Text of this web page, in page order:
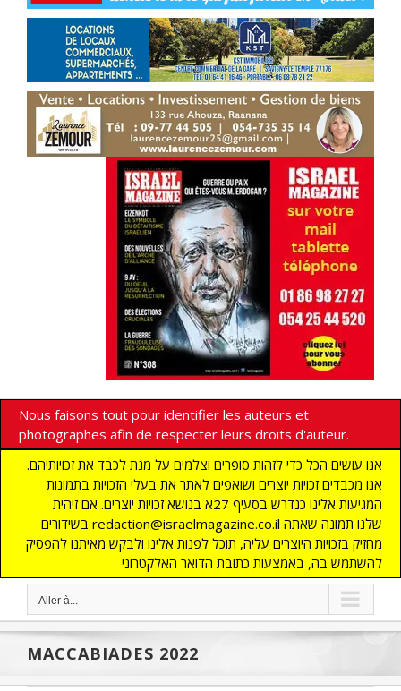
Nous faisons tout pour identifier les auteurs et
photographes afin de respecter leurs droits d'auteur.
אנו עושים הכל כדי לזהות סופרים וצלמים על מנת לכבד את זכויותיהם.
אנו מכבדים זכויות יוצרים ושואפים לאתר את בעלי הזכויות בתמונות
המגיעות אלינו כנדרש בסעיף 27א בנושא זכויות יוצרים. אם זיהית
בשידורים redaction@israelmagazine.co.il שלנו תמונה שאתה
מחזיק בזכויות היוצרים עליה, תוכל לפנות אלינו ולבקש מאיתנו להפסיק
להשתמש בה, באמצעות כתובת הדואר האלקטרוני
Aller à...
MACCABIADES 2022